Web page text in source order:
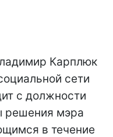
Карплюк
сети
с должности
решения мэра
в течение